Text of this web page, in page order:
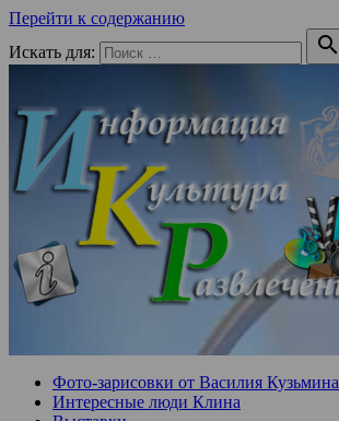
Перейти к содержанию
Искать для:

Фото-зарисовки от Василия Кузьмина
Интересные люди Клина